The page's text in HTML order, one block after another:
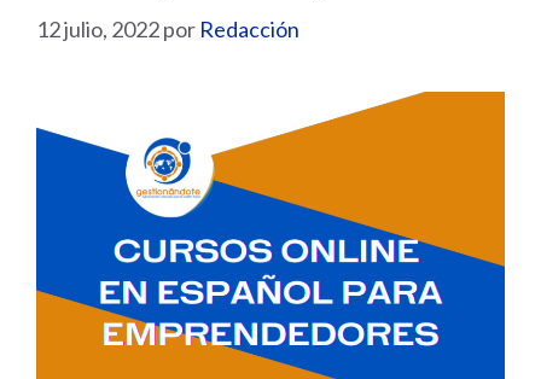
12 julio, 2022por Redacción